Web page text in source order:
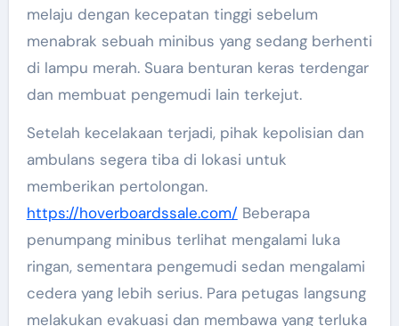
melaju dengan kecepatan tinggi sebelum
menabrak sebuah minibus yang sedang berhenti
di lampu merah. Suara benturan keras terdengar
dan membuat pengemudi lain terkejut.
Setelah kecelakaan terjadi, pihak kepolisian dan
ambulans segera tiba di lokasi untuk
memberikan pertolongan.
https://hoverboardssale.com/ Beberapa
penumpang minibus terlihat mengalami luka
ringan, sementara pengemudi sedan mengalami
cedera yang lebih serius. Para petugas langsung
melakukan evakuasi dan membawa yang terluka